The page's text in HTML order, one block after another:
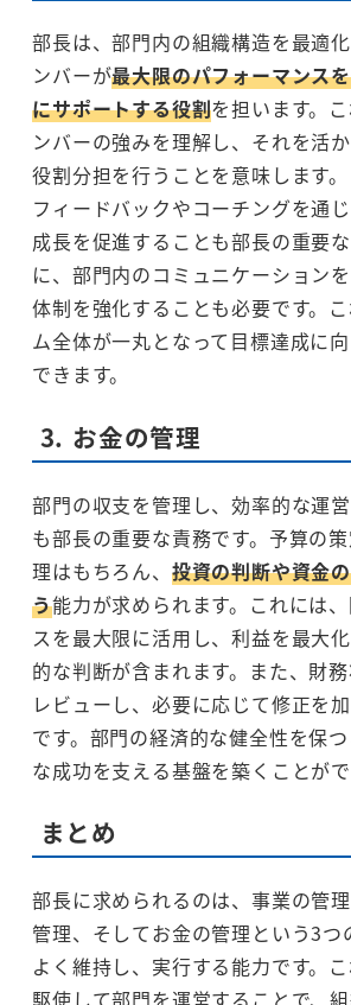
部長は、部門内の組織構造を最適
ンバーが最大限のパフォーマンス
にサポートする役割を担います。
ンバーの強みを理解し、それを活
役割分担を行うことを意味します
フィードバックやコーチングを通
成長を促進することも部長の重要
に、部門内のコミュニケーション
体制を強化することも必要です。
ム全体が一丸となって目標達成に
できます。
3. お金の管理
部門の収支を管理し、効率的な運
も部長の重要な責務です。予算の
理はもちろん、 投資の判断や資金
う能力が求められます。これには
スを最大限に活用し、利益を最大
的な判断が含まれます。また、財
レビューし、必要に応じて修正を
です。部門の経済的な健全性を保
な成功を支える基盤を築くことがで
まとめ
部長に求められるのは、事業の管
管理、そしてお金の管理という3つ
よく維持し、実行する能力です。
駆使して部門を運営することで、